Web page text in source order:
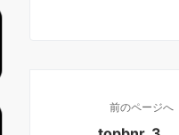
前のページへ